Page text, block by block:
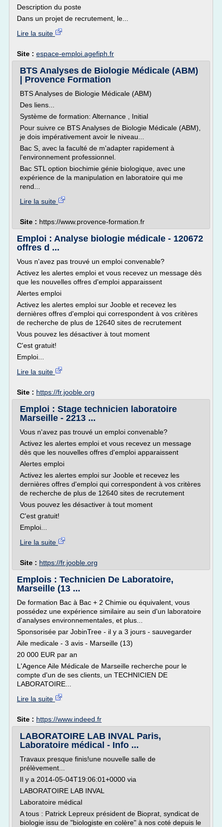
Description du poste
Dans un projet de recrutement, le...
Lire la suite
Site : espace-emploi.agefiph.fr
BTS Analyses de Biologie Médicale (ABM)
| Provence Formation
BTS Analyses de Biologie Médicale (ABM)
Des liens...
Système de formation: Alternance , Initial
Pour suivre ce BTS Analyses de Biologie Médicale (ABM),
je dois impérativement avoir le niveau...
Bac S, avec la faculté de m'adapter rapidement à
l'environnement professionnel.
Bac STL option biochimie génie biologique, avec une
expérience de la manipulation en laboratoire qui me
rend...
Lire la suite
Site : https://www.provence-formation.fr
Emploi : Analyse biologie médicale - 120672
offres d ...
Vous n'avez pas trouvé un emploi convenable?
Activez les alertes emploi et vous recevez un message dès
que les nouvelles offres d'emploi apparaissent
Alertes emploi
Activez les alertes emploi sur Jooble et recevez les
dernières offres d'emploi qui correspondent à vos critères
de recherche de plus de 12640 sites de recrutement
Vous pouvez les désactiver à tout moment
C'est gratuit!
Emploi...
Lire la suite
Site : https://fr.jooble.org
Emploi : Stage technicien laboratoire
Marseille - 2213 ...
Vous n'avez pas trouvé un emploi convenable?
Activez les alertes emploi et vous recevez un message
dès que les nouvelles offres d'emploi apparaissent
Alertes emploi
Activez les alertes emploi sur Jooble et recevez les
dernières offres d'emploi qui correspondent à vos critères
de recherche de plus de 12640 sites de recrutement
Vous pouvez les désactiver à tout moment
C'est gratuit!
Emploi...
Lire la suite
Site : https://fr.jooble.org
Emplois : Technicien De Laboratoire,
Marseille (13 ...
De formation Bac à Bac + 2 Chimie ou équivalent, vous
possédez une expérience similaire au sein d'un laboratoire
d'analyses environnementales, et plus...
Sponsorisée par JobinTree - il y a 3 jours - sauvegarder
Aile medicale - 3 avis - Marseille (13)
20 000 EUR par an
L'Agence Aile Médicale de Marseille recherche pour le
compte d'un de ses clients, un TECHNICIEN DE
LABORATOIRE...
Lire la suite
Site : https://www.indeed.fr
LABORATOIRE LAB INVAL Paris,
Laboratoire médical - Info ...
Travaux presque finis!une nouvelle salle de
prélèvement...
Il y a 2014-05-04T19:06:01+0000 via
LABORATOIRE LAB INVAL
Laboratoire médical
A tous : Patrick Lepreux président de Bioprat, syndicat de
biologie issu de "biologiste en colère" à nos coté depuis le